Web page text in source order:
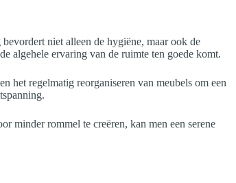
niet alleen de hygiëne, maar ook de
algehele ervaring van de ruimte ten goede komt.
het regelmatig reorganiseren van meubels om een
minder rommel te creëren, kan men een serene